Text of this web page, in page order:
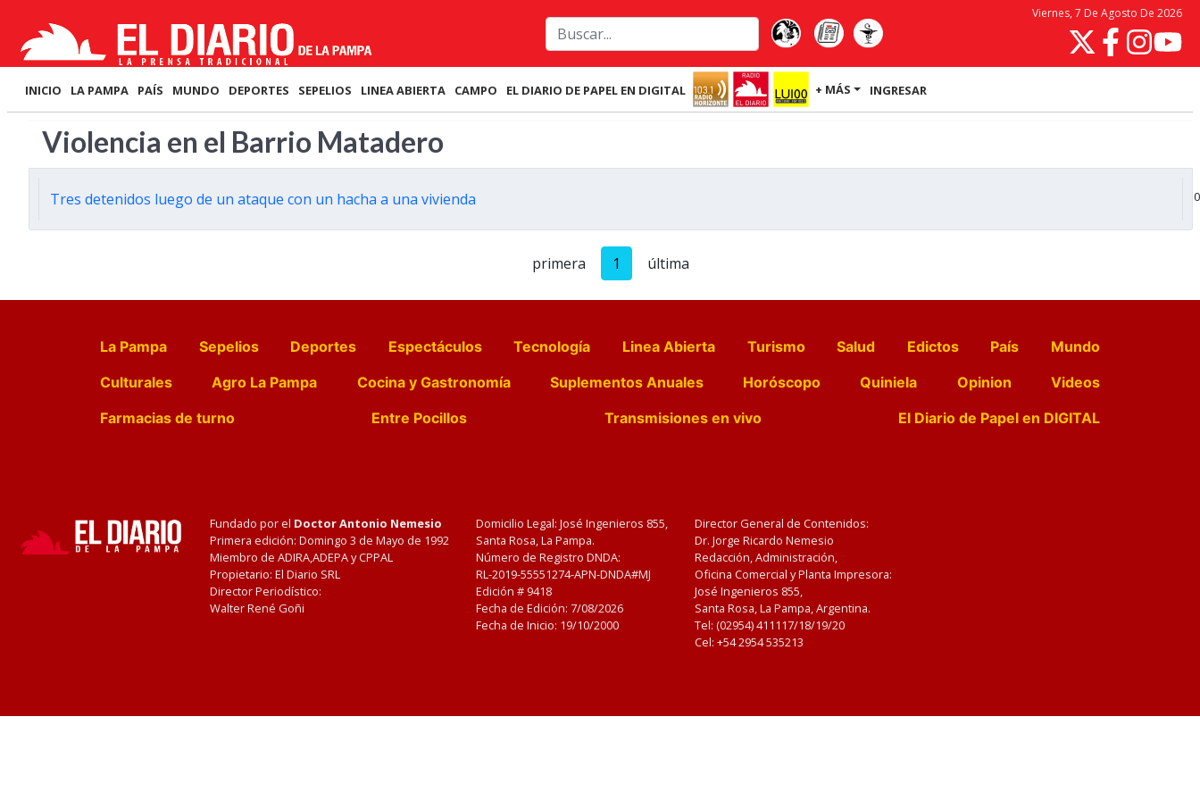
Viernes, 7 De Agosto De 2026
INICIO LA PAMPA PAÍS MUNDO DEPORTES SEPELIOS LINEA ABIERTA CAMPO EL DIARIO DE PAPEL EN DIGITAL + MÁS INGRESAR
Violencia en el Barrio Matadero
Tres detenidos luego de un ataque con un hacha a una vivienda
primera 1 última
La Pampa Sepelios Deportes Espectáculos Tecnología Linea Abierta Turismo Salud Edictos País
Mundo
Culturales
Agro La Pampa Cocina y Gastronomía Suplementos Anuales Horóscopo Quiniela Opinion
Videos
Farmacias de turno
Entre Pocillos Transmisiones en vivo El Diario de Papel en DIGITAL
Fundado por el Doctor Antonio Nemesio
Primera edición: Domingo 3 de Mayo de 1992
Miembro de ADIRA,ADEPA y CPPAL
Propietario: El Diario SRL
Director Periodístico:
Walter René Goñi
Domicilio Legal: José Ingenieros 855,
Santa Rosa, La Pampa.
Número de Registro DNDA:
RL-2019-55551274-APN-DNDA#MJ
Edición # 9418
Fecha de Edición: 7/08/2026
Fecha de Inicio: 19/10/2000
Director General de Contenidos:
Dr. Jorge Ricardo Nemesio
Redacción, Administración,
Oficina Comercial y Planta Impresora:
José Ingenieros 855,
Santa Rosa, La Pampa, Argentina.
Tel: (02954) 411117/18/19/20
Cel: +54 2954 535213